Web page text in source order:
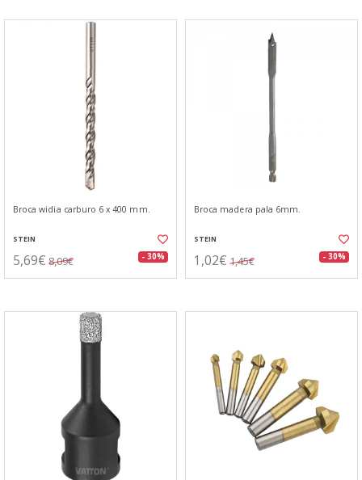
Broca widia carburo 6 x 400 mm.
STEIN
5,69€ 8,09€ - 30%
Broca madera pala 6mm.
STEIN
1,02€ 1,45€ - 30%